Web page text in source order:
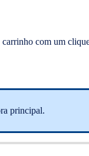
com um
principal.